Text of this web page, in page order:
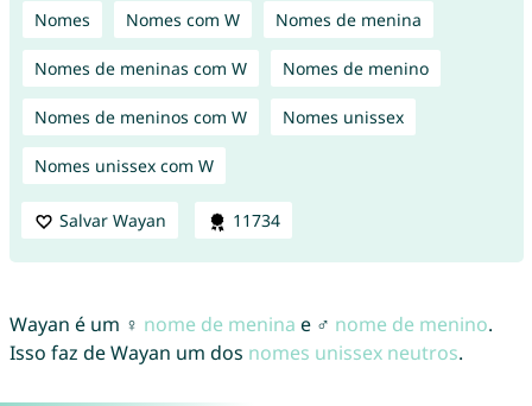
Nomes Nomes com W Nomes de menina
Nomes de meninas com W Nomes de menino
Nomes de meninos com W Nomes unissex
Nomes unissex com W
Salvar Wayan 11734
Wayan é um ♀ nome de menina e ♂ nome de menino.
Isso faz de Wayan um dos nomes unissex neutros.